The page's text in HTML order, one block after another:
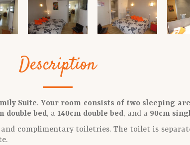
Description
Suite. Your room consists of two sleeping
double bed, a 140cm double bed, and a 90cm
complimentary toiletries. The toilet is